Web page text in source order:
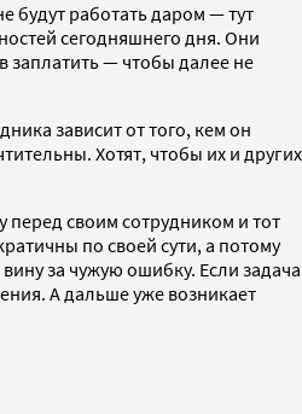
будут работать даром — тут
сегодняшнего дня. Они
заплатить — чтобы далее не
зависит от того, кем он
Хотят, чтобы их и других
перед своим сотрудником и тот
по своей сути, а потому
за чужую ошибку. Если задача
А дальше уже возникает